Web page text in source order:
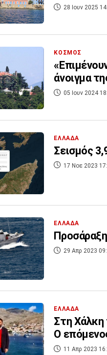
28 Ιουν 2025
ΚΟΣΜΟΣ
άνοιγμα
05 Ιουν 2024
ΕΛΛΑΔΑ
Σεισμός
17 Νοε 2023
ΕΛΛΑΔΑ
29 Απρ 2023
ΕΛΛΑΔΑ
Στη Χάλκη
O
11 Απρ 2023